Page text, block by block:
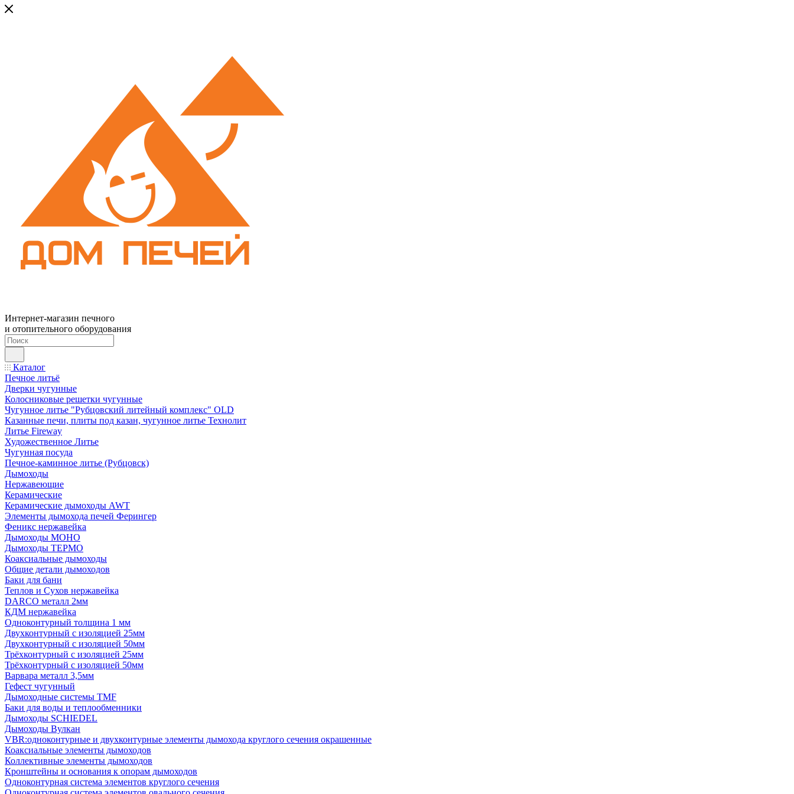
Интернет-магазин печного
и отопительного оборудования
Каталог
Печное литьё
Дверки чугунные
Колосниковые решетки чугунные
Чугунное литье "Рубцовский литейный комплекс" OLD
Казанные печи, плиты под казан, чугунное литье Технолит
Литье Fireway
Художественное Литье
Чугунная посуда
Печное-каминное литье (Рубцовск)
Дымоходы
Нержавеющие
Керамические
Керамические дымоходы AWT
Элементы дымохода печей Ферингер
Феникс нержавейка
Дымоходы МОНО
Дымоходы ТЕРМО
Коаксиальные дымоходы
Общие детали дымоходов
Баки для бани
Теплов и Сухов нержавейка
DARCO металл 2мм
КДМ нержавейка
Одноконтурный толщина 1 мм
Двухконтурный с изоляцией 25мм
Двухконтурный с изоляцией 50мм
Трёхконтурный с изоляцией 25мм
Трёхконтурный с изоляцией 50мм
Варвара металл 3,5мм
Гефест чугунный
Дымоходные системы TMF
Баки для воды и теплообменники
Дымоходы SCHIEDEL
Дымоходы Вулкан
VBR:одноконтурные и двухконтурные элементы дымохода круглого сечения окрашенные
Коаксиальные элементы дымоходов
Коллективные элементы дымоходов
Кронштейны и основания к опорам дымоходов
Одноконтурная система элементов круглого сечения